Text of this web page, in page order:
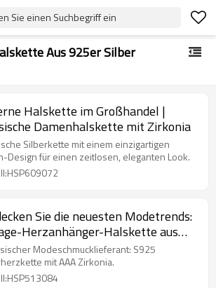
Sie einen Suchbegriff ein
Aus 925er Silber
Halskette im Großhandel |
Damenhalskette mit Zirkonia
Silberkette mit einem einzigartigen
Design für einen zeitlosen, eleganten Look.
Sie die neuesten Modetrends:
Herzanhänger-Halskette aus
Silber mit Zirkonia-Verzierung und
Gestaltungsmöglichkeiten
Modeschmucklieferant: S925
mit AAA Zirkonia.